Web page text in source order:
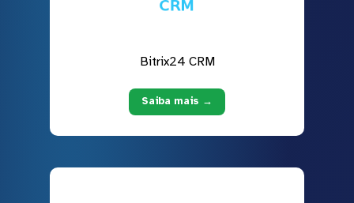
Bitrix24 CRM
Saiba mais →